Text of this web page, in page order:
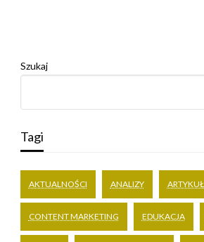
Szukaj
Tagi
AKTUALNOŚCI ANALIZY ARTYKUŁ
CONTENT MARKETING EDUKACJA